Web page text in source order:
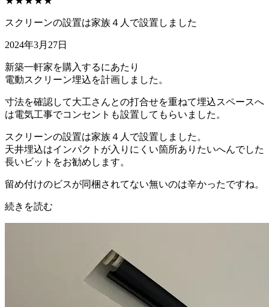
スクリーンの設置は家族４人で設置しました
2024年3月27日
新築一軒家を購入するにあたり
電動スクリーン埋込を計画しました。
寸法を確認して大工さんとの打合せを重ねて埋込スペースへ
は電気工事でコンセントも設置してもらいました。
スクリーンの設置は家族４人で設置しました。
天井埋込はインパクトが入りにくい箇所ありたいへんでした
長いビットをお勧めします。
留め付けのビスが同梱されてない無いのは辛かったですね。
続きを読む